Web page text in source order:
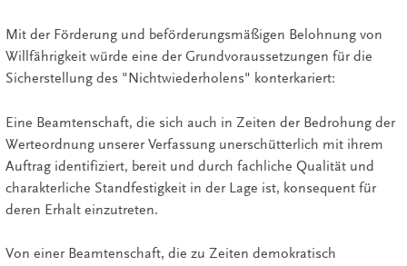
Mit der Förderung und beförderungsmäßigen Belohnung von
Willfährigkeit würde eine der Grundvoraussetzungen für die
Sicherstellung des "Nichtwiederholens" konterkariert:
Eine Beamtenschaft, die sich auch in Zeiten der Bedrohung der
Werteordnung unserer Verfassung unerschütterlich mit ihrem
Auftrag identifiziert, bereit und durch fachliche Qualität und
charakterliche Standfestigkeit in der Lage ist, konsequent für
deren Erhalt einzutreten.
Von einer Beamtenschaft, die zu Zeiten demokratisch